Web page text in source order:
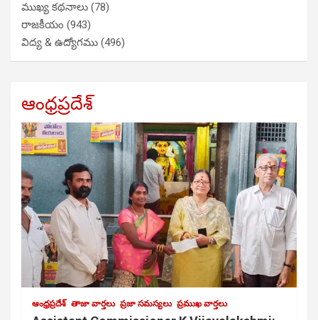
ముఖ్య కథనాలు (78)
రాజకీయం (943)
విద్య & ఉద్యోగము (496)
ఆంధ్రప్రదేశ్
ఆంధ్రప్రదేశ్ తాజా వార్తలు ప్రజా సమస్యలు ప్రముఖ వార్తలు